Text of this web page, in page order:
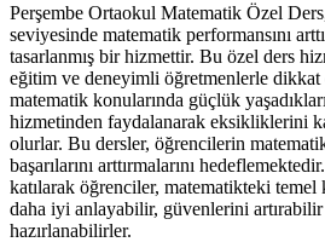
Perşembe Ortaokul Matematik Özel
seviyesinde matematik performansını
tasarlanmış bir hizmettir. Bu özel ders
eğitim ve deneyimli öğretmenlerle
matematik konularında güçlük
hizmetinden faydalanarak eksikliklerini
olurlar. Bu dersler, öğrencilerin
başarılarını arttırmalarını
katılarak öğrenciler, matematikteki temel
daha iyi anlayabilir, güvenlerini artırabilir
hazırlanabilirler.